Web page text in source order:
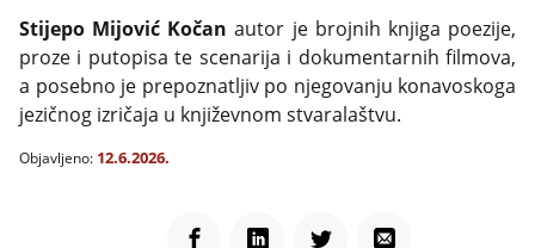
Stijepo Mijović Kočan autor je brojnih knjiga poezije,
proze i putopisa te scenarija i dokumentarnih filmova,
a posebno je prepoznatljiv po njegovanju konavoskoga
jezičnog izričaja u književnom stvaralaštvu.
Objavljeno: 12.6.2026.